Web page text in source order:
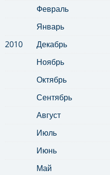
Февраль
Январь
2010
Декабрь
Ноябрь
Октябрь
Сентябрь
Август
Июль
Июнь
Май